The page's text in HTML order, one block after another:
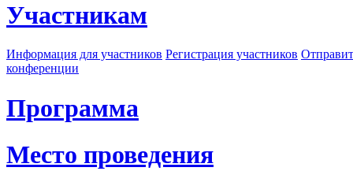
Участникам
Информация для участников Регистрация участников
конференции
Программа
Место проведения